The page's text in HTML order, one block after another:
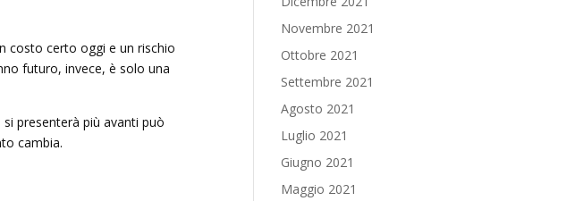
costo certo oggi e un rischio
futuro, invece, è solo una
presenterà più avanti può
cambia.
Novembre 2021
Ottobre 2021
Settembre 2021
Agosto 2021
Luglio 2021
Giugno 2021
Maggio 2021